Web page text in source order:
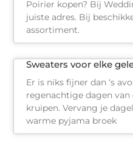
Poirier kopen? Bij
juiste adres. Bij
assortiment.
Sweaters voor elke
Er is niks fijner dan ‘s
regenachtige dagen
kruipen. Vervang je
warme pyjama broek